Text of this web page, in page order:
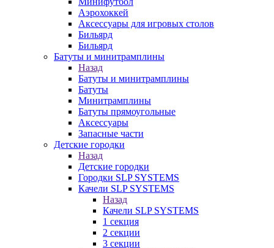
Аэрохоккей
Аксессуары для игровых столов
Бильяpд
Бильяpд
Батуты и минитрамплины
Назад
Батуты и минитрамплины
Батуты
Минитрамплины
Батуты прямоугольные
Аксессуары
Запасные части
Детские городки
Назад
Детские городки
Городки SLP SYSTEMS
Качели SLP SYSTEMS
Назад
Качели SLP SYSTEMS
1 секция
2 секции
3 секции